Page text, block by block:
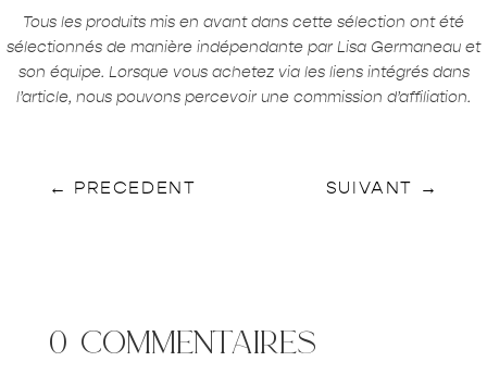
Tous les produits mis en avant dans cette sélection ont été
sélectionnés de manière indépendante par Lisa Germaneau et
son équipe. Lorsque vous achetez via les liens intégrés dans
l’article, nous pouvons percevoir une commission d’affiliation.
← PRECEDENT SUIVANT →
0 commentaires